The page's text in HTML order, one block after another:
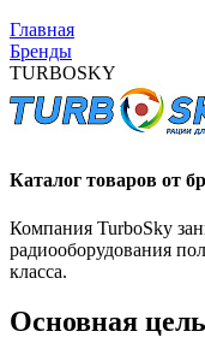
Главная
Бренды
TURBOSKY
Каталог товаров от
Компания TurboSky
радиооборудования
класса.
Основная